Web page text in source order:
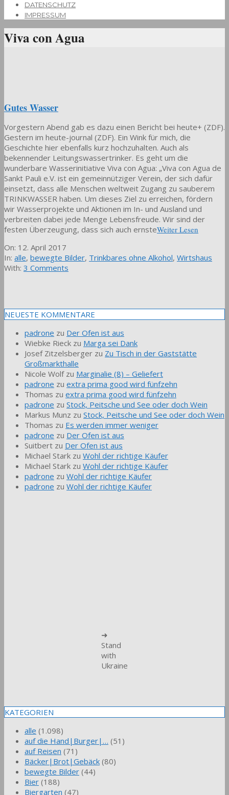
DATENSCHUTZ
IMPRESSUM
Viva con Agua
Gutes Wasser
Vorgestern Abend gab es dazu einen Bericht bei heute+ (ZDF).
Gestern im heute-journal (ZDF). Ein Wink für mich, die
Geschichte hier ebenfalls kurz hochzuhalten. Auch als
bekennender Leitungswassertrinker. Es geht um die
wunderbare Wasserinitiative Viva con Agua: „Viva con Agua de
Sankt Pauli e.V. ist ein gemeinnütziger Verein, der sich dafür
einsetzt, dass alle Menschen weltweit Zugang zu sauberem
TRINKWASSER haben. Um dieses Ziel zu erreichen, fördern
wir Wasserprojekte und Aktionen im In- und Ausland und
verbreiten dabei jede Menge Lebensfreude. Wir sind der
festen Überzeugung, dass sich auch ernsteWeiter Lesen
2017-
04-
12
On: 12. April 2017
In: alle, bewegte Bilder, Trinkbares ohne Alkohol, Wirtshaus
With: 3 Comments
NEUESTE KOMMENTARE
padrone zu Der Ofen ist aus
Wiebke Rieck zu Marga sei Dank
Josef Zitzelsberger zu Zu Tisch in der Gaststätte
Großmarkthalle
Nicole Wolfzu Marginalie (8) – Geliefert
padrone zu extra prima good wird fünfzehn
Thomas zu extra prima good wird fünfzehn
padrone zu Stock, Peitsche und See oder doch Wein
Markus Munz zu Stock, Peitsche und See oder doch Wein
Thomas zu Es werden immer weniger
padrone zu Der Ofen ist aus
Suitbert zu Der Ofen ist aus
Michael Stark zu Wohl der richtige Käufer
Michael Stark zu Wohl der richtige Käufer
padrone zu Wohl der richtige Käufer
padrone zu Wohl der richtige Käufer
➜
Stand
with
Ukraine
KATEGORIEN
alle (1.098)
auf die Hand|Burger|… (51)
auf Reisen (71)
Bäcker|Brot|Gebäck (80)
bewegte Bilder (44)
Bier (188)
Biergarten (47)